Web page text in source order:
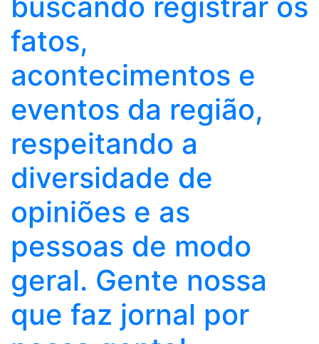
fatos,
acontecimentos e
eventos da região,
respeitando a
diversidade de
opiniões e as
pessoas de modo
geral. Gente nossa
que faz jornal por